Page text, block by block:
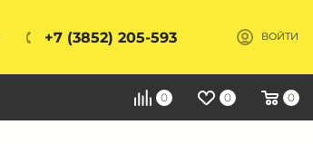
+7 (3852) 205-593 ВОЙТИ
0 0 0